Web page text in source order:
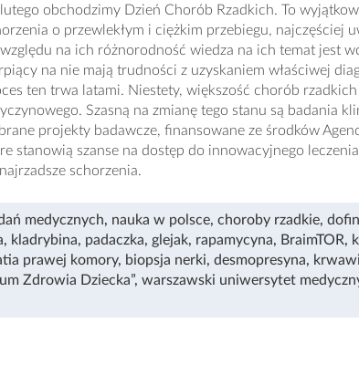
obchodzimy Dzień Chorób Rzadkich. To
o przewlekłym i ciężkim przebiegu, najczęściej
na ich różnorodność wiedza na ich temat jest
na nie mają trudności z uzyskaniem właściwej
ten trwa latami. Niestety, większość chorób
Szasną na zmianę tego stanu są badania
projekty badawcze, finansowane ze środków
stanowią szanse na dostęp do innowacyjnego
schorzenia.
medycznych, nauka w polsce, choroby rzadkie,
, kladrybina, padaczka, glejak, rapamycyna, BraimTOR,
prawej komory, biopsja nerki, desmopresyna,
Zdrowia Dziecka”, warszawski uniwersytet